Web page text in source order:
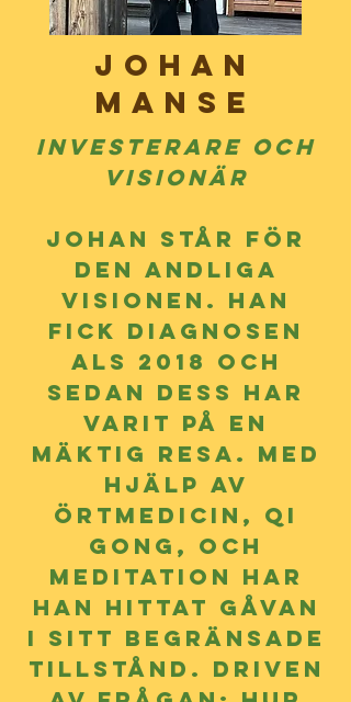
JohaN
Manse
Investerare och
visionär
Johan står för
den andliga
visionen. han
fick diagnosen
ALS 2018 och
sedan dess har
varit på en
mäktig resa. Med
hjälp av
örtmedicin, Qi
gong, och
meditation har
han hittat gåvan
i siTT begränsadE
tillstånd. Driven